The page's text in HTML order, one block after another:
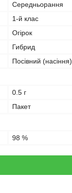
Середньорання
1-й клас
Огірок
Гибрид
Посівний (насіння)
0.5 г
Пакет
98 %